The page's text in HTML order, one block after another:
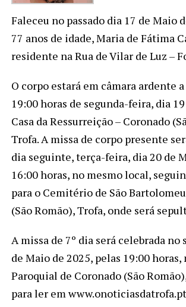
Faleceu no passado dia 17 de Maio
77 anos de idade, Maria de Fátima
residente na Rua de Vilar de Luz –
O corpo estará em câmara ardente
19:00 horas de segunda-feira, dia
Casa da Ressurreição – Coronado
Trofa. A missa de corpo presente
dia seguinte, terça-feira, dia 20 de
16:00 horas, no mesmo local,
para o Cemitério de São
(São Romão), Trofa, onde será
A missa de 7º dia será celebrada no
de Maio de 2025, pelas 19:00 horas,
Paroquial de Coronado (São
para ler em www.onoticiasdatrofa.pt